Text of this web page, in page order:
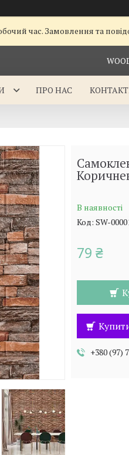
час. Замовлення та
ПРО НАС
В наявності
Код: SW-
79 ₴
+380 (97)